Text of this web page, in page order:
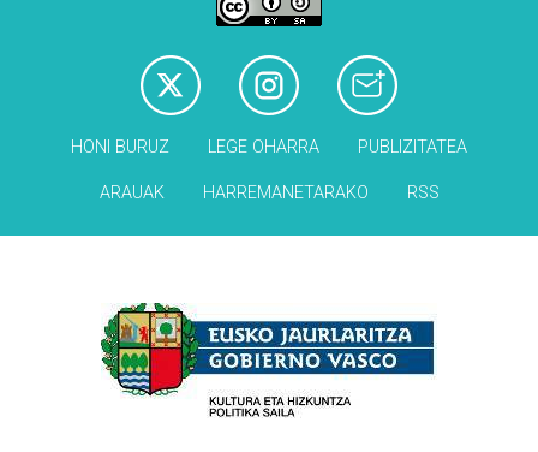
HONI BURUZ LEGE OHARRA PUBLIZITATEA
ARAUAK HARREMANETARAKO RSS